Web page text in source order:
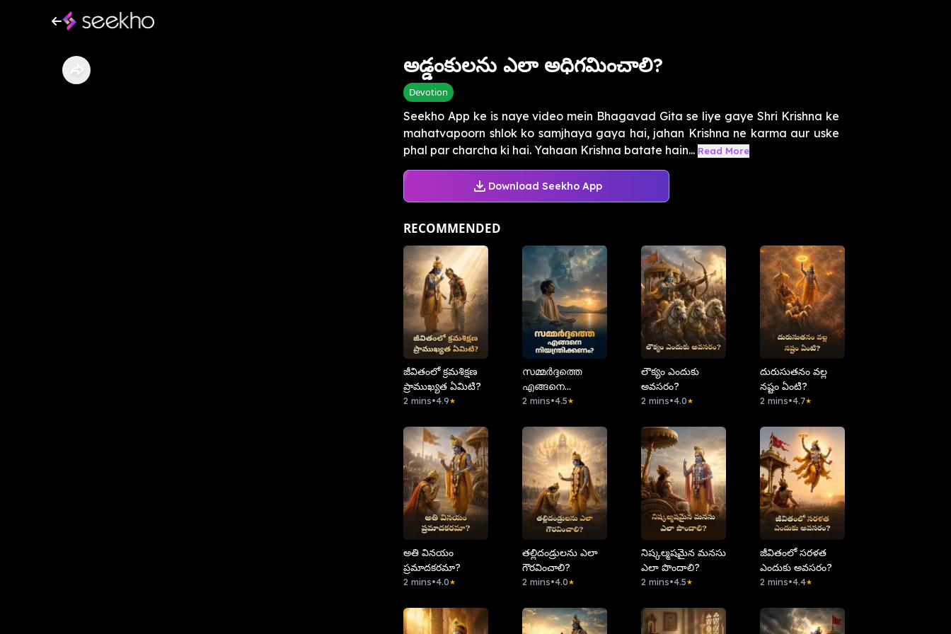
అడ్డంకులను ఎలా అధిగమించాలి?
Devotion
Seekho App ke is naye video mein Bhagavad Gita se liye gaye Shri Krishna ke
mahatvapoorn shlok ko samjhaya gaya hai, jahan Krishna ne karma aur uske
phal par charcha ki hai. Yahaan Krishna batate hain... Read More
Download Seekho App
RECOMMENDED
⁠జీవితంలో క్రమశిక్షణ
ప్రాముఖ్యత ఏమిటి?
2 mins•4.9★
സമ്മർദ്ദത്തെ
എങ്ങനെ
നിയന്ത്രിക്കണം?
2 mins•4.5★
లౌక్యం ఎందుకు
అవసరం?
2 mins•4.0★
దురుసుతనం వల్ల
నష్టం ఏంటి?
2 mins•4.7★
అతి వినయం
ప్రమాదకరమా?
2 mins•4.0★
తల్లిదండ్రులను ఎలా
గౌరవించాలి?
2 mins•4.0★
నిష్కల్మషమైన మనసు
ఎలా పొందాలి?
2 mins•4.5★
జీవితంలో సరళత
ఎందుకు అవసరం?
2 mins•4.4★